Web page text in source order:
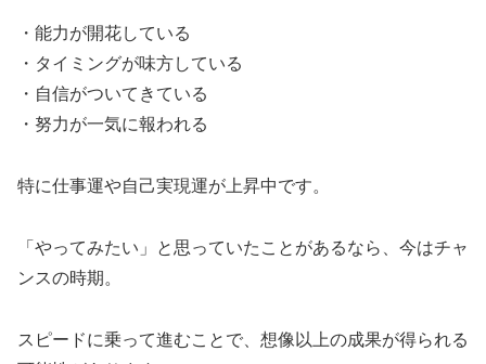
・能力が開花している
・タイミングが味方している
・自信がついてきている
・努力が一気に報われる
特に仕事運や自己実現運が上昇中です。
「やってみたい」と思っていたことがあるなら、今はチャ
ンスの時期。
スピードに乗って進むことで、想像以上の成果が得られる